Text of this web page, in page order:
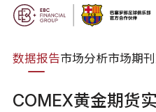
数据报告市场分析市场期刊
COMEX黄金期货